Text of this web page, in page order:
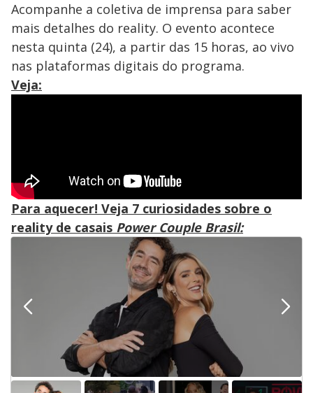
Acompanhe a coletiva de imprensa para saber
mais detalhes do reality. O evento acontece
nesta quinta (24), a partir das 15 horas, ao vivo
nas plataformas digitais do programa.
Veja:
Para aquecer! Veja 7 curiosidades sobre o
reality de casais Power Couple Brasil: